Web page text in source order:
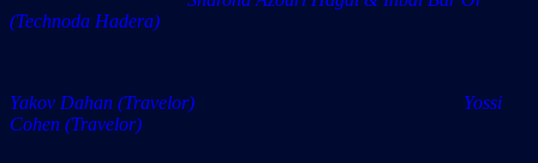
(Technoda Hadera)
Yakov Dahan (Travelor) Yossi
Cohen (Travelor)